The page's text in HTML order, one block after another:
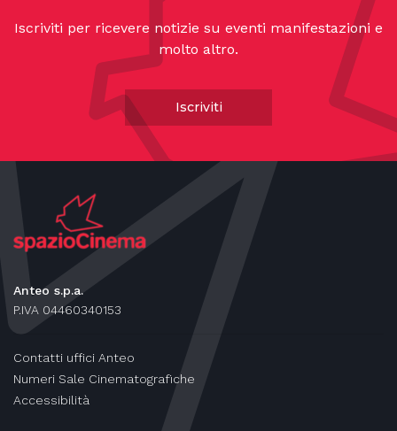
Iscriviti per ricevere notizie su eventi manifestazioni e
molto altro.
Iscriviti
Anteo s.p.a.
P.IVA 04460340153
Contatti uffici Anteo
Numeri Sale Cinematografiche
Accessibilità